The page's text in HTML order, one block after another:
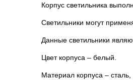
Корпус светильника
Светильники могут
Данные светильники
Цвет корпуса – белый.
Материал корпуса – сталь,